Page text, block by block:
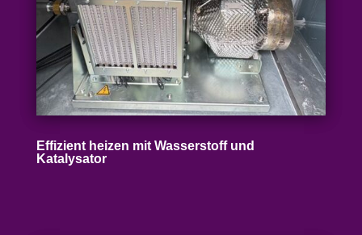
Effizient heizen mit Wasser­stoff und
Katalysator